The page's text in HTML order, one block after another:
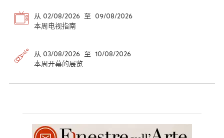
从 02/08/2026 至 09/08/2026
本周电视指南
从 03/08/2026 至 10/08/2026
本周开幕的展览